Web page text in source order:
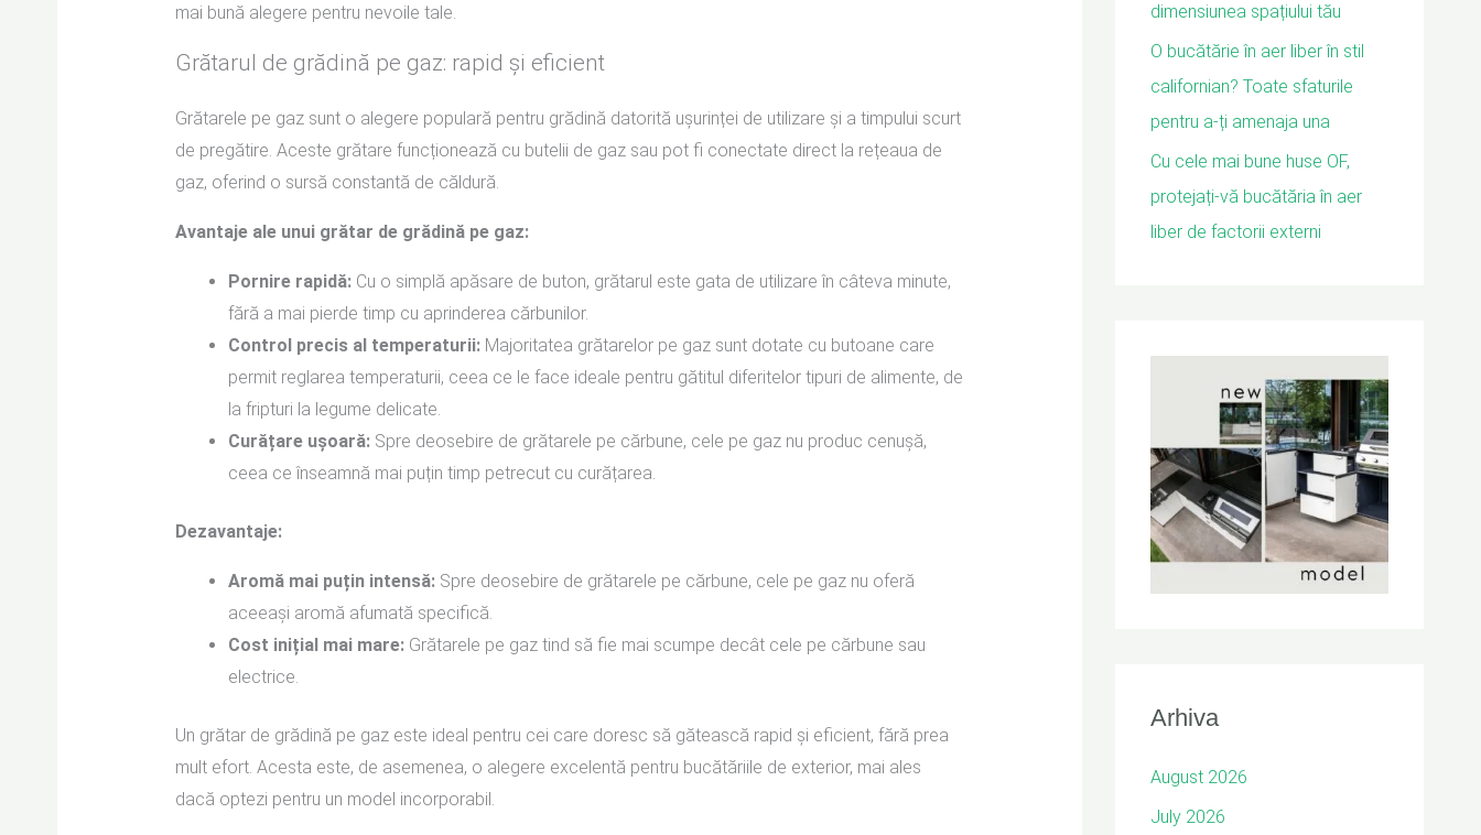
mai bună alegere pentru nevoile tale.
Grătarul de grădină pe gaz: rapid și eficient
Grătarele pe gaz sunt o alegere populară pentru grădină datorită ușurinței de utilizare și a timpului scurt
de pregătire. Aceste grătare funcționează cu butelii de gaz sau pot fi conectate direct la rețeaua de
gaz, oferind o sursă constantă de căldură.
Avantaje ale unui grătar de grădină pe gaz:
Pornire rapidă:Cu o simplă apăsare de buton, grătarul este gata de utilizare în câteva minute,
fără a mai pierde timp cu aprinderea cărbunilor.
Control precis al temperaturii:Majoritatea grătarelor pe gaz sunt dotate cu butoane care
permit reglarea temperaturii, ceea ce le face ideale pentru gătitul diferitelor tipuri de alimente, de
la fripturi la legume delicate.
Curățare ușoară:Spre deosebire de grătarele pe cărbune, cele pe gaz nu produc cenușă,
ceea ce înseamnă mai puțin timp petrecut cu curățarea.
Dezavantaje:
Aromă mai puțin intensă:Spre deosebire de grătarele pe cărbune, cele pe gaz nu oferă
aceeași aromă afumată specifică.
Cost inițial mai mare:Grătarele pe gaz tind să fie mai scumpe decât cele pe cărbune sau
electrice.
Un grătar de grădină pe gaz este ideal pentru cei care doresc să gătească rapid și eficient, fără prea
mult efort. Acesta este, de asemenea, o alegere excelentă pentru bucătăriile de exterior, mai ales
dacă optezi pentru un model incorporabil.
dimensiunea spațiului tău
O bucătărie în aer liber în stil
californian? Toate sfaturile
pentru a-ți amenaja una
Cu cele mai bune huse OF,
protejați-vă bucătăria în aer
liber de factorii externi
Arhiva
August 2026
July 2026